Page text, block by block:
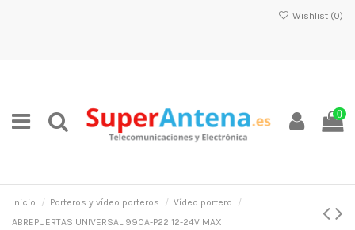
Wishlist (0)
0
Inicio Porteros y vídeo porteros
Vídeo portero
ABREPUERTAS UNIVERSAL 990A-P22 12-24V MAX